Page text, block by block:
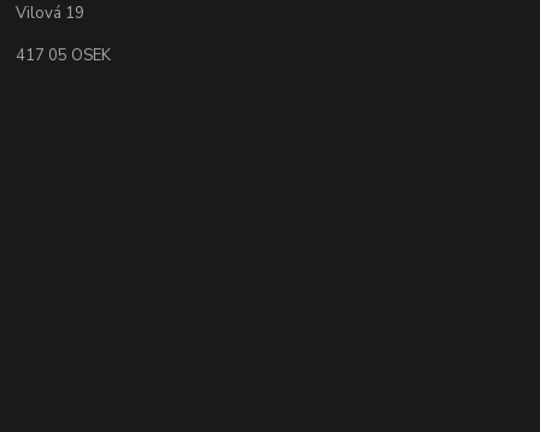
Vilová 19
417 05 OSEK